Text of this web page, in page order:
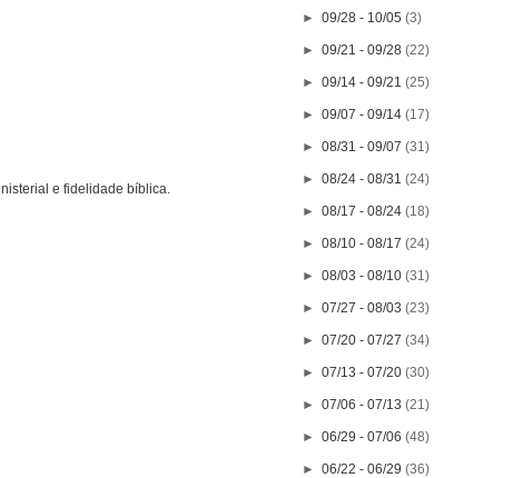
e fidelidade bíblica.
►09/28 - 10/05(3)
►09/21 - 09/28(22)
►09/14 - 09/21(25)
►09/07 - 09/14(17)
►08/31 - 09/07(31)
►08/24 - 08/31(24)
►08/17 - 08/24(18)
►08/10 - 08/17(24)
►08/03 - 08/10(31)
►07/27 - 08/03(23)
►07/20 - 07/27(34)
►07/13 - 07/20(30)
►07/06 - 07/13(21)
►06/29 - 07/06(48)
►06/22 - 06/29(36)